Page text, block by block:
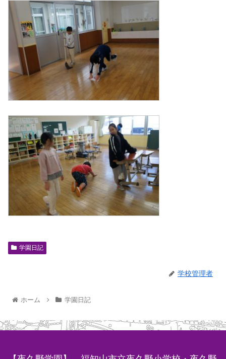
学園日記
学校管理者
ホーム 学園日記